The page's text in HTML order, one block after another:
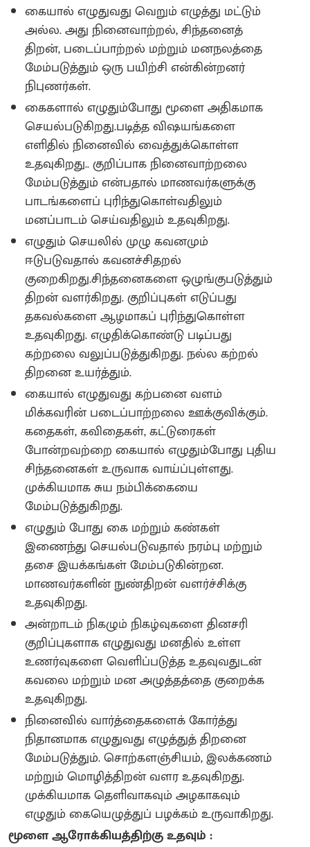
கையால் எழுதுவது வெறும் எழுத்து மட்டும்
அல்ல. அது நினைவாற்றல், சிந்தனைத்
திறன், படைப்பாற்றல் மற்றும் மனநலத்தை
மேம்படுத்தும் ஒரு பயிற்சி என்கின்றனர்
நிபுணர்கள்.
கைகளால் எழுதும்போது மூளை அதிகமாக
செயல்படுகிறது.படித்த விஷயங்களை
எளிதில் நினைவில் வைத்துக்கொள்ள
உதவுகிறது.. குறிப்பாக நினைவாற்றலை
மேம்படுத்தும் என்பதால் மாணவர்களுக்கு
பாடங்களைப் புரிந்துகொள்வதிலும்
மனப்பாடம் செய்வதிலும் உதவுகிறது.
எழுதும் செயலில் முழு கவனமும்
ஈடுபடுவதால் கவனச்சிதறல்
குறைகிறது.சிந்தனைகளை ஒழுங்குபடுத்தும்
திறன் வளர்கிறது. குறிப்புகள் எடுப்பது
தகவல்களை ஆழமாகப் புரிந்துகொள்ள
உதவுகிறது. எழுதிக்கொண்டு படிப்பது
கற்றலை வலுப்படுத்துகிறது. நல்ல கற்றல்
திறனை உயர்த்தும்.
கையால் எழுதுவது கற்பனை வளம்
மிக்கவரின் படைப்பாற்றலை ஊக்குவிக்கும்.
கதைகள், கவிதைகள், கட்டுரைகள்
போன்றவற்றை கையால் எழுதும்போது புதிய
சிந்தனைகள் உருவாக வாய்ப்புள்ளது.
முக்கியமாக சுய நம்பிக்கையை
மேம்படுத்துகிறது.
எழுதும் போது கை மற்றும் கண்கள்
இணைந்து செயல்படுவதால் நரம்பு மற்றும்
தசை இயக்கங்கள் மேம்படுகின்றன.
மாணவர்களின் நுண்திறன் வளர்ச்சிக்கு
உதவுகிறது.
அன்றாடம் நிகழும் நிகழ்வுகளை தினசரி
குறிப்புகளாக எழுதுவது மனதில் உள்ள
உணர்வுகளை வெளிப்படுத்த உதவுவதுடன்
கவலை மற்றும் மன அழுத்தத்தை குறைக்க
உதவுகிறது.
நினைவில் வார்த்தைகளைக் கோர்த்து
நிதானமாக எழுதுவது எழுத்துத் திறனை
மேம்படுத்தும். சொற்களஞ்சியம், இலக்கணம்
மற்றும் மொழித்திறன் வளர உதவுகிறது.
முக்கியமாக தெளிவாகவும் அழகாகவும்
எழுதும் கையெழுத்துப் பழக்கம் உருவாகிறது.
மூளை ஆரோக்கியத்திற்கு உதவும் :